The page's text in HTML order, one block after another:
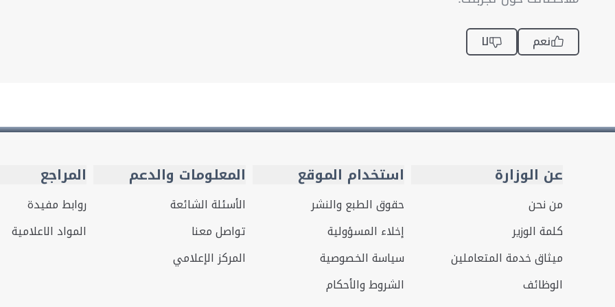
نعم لا
عن الوزارة
من نحن
كلمة الوزير
ميثاق خدمة المتعاملين
الوظائف
استخدام الموقع
حقوق الطبع والنشر
إخلاء المسؤولية
سياسة الخصوصية
الشروط والأحكام
المعلومات والدعم
الأسئلة الشائعة
تواصل معنا
المركز الإعلامي
المراجع
روابط مفيدة
المواد الاعلامية